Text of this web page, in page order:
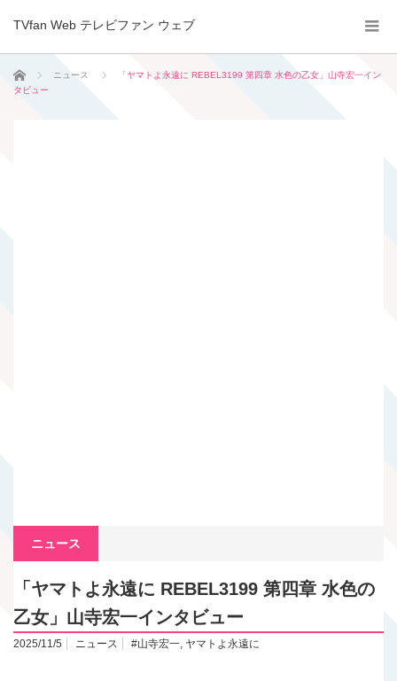
TVfan Web テレビファン ウェブ
ホーム ニュース
「ヤマトよ永遠に REBEL3199 第四章 水色の乙女」山寺宏一イン
タビュー
ニュース
「ヤマトよ永遠に REBEL3199 第四章 水色の
乙女」山寺宏一インタビュー
2025/11/5 ニュース #山寺宏一, ヤマトよ永遠に